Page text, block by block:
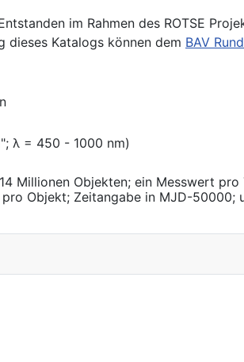
im Rahmen des ROTSE
dieses Katalogs können dem BAV
λ = 450 - 1000 nm)
Millionen Objekten; ein Messwert pro
Objekt; Zeitangabe in MJD-50000;